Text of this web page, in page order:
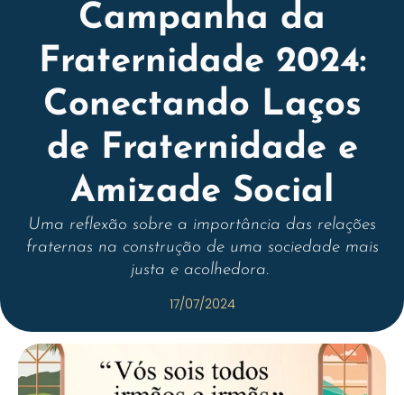
Campanha da
Fraternidade 2024:
Conectando Laços
de Fraternidade e
Amizade Social
Uma reflexão sobre a importância das relações
fraternas na construção de uma sociedade mais
justa e acolhedora.
17/07/2024